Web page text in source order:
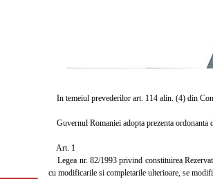
In temeiul prevederilor art. 114 alin. (4) din
Guvernul Romaniei adopta prezenta ordonanta
Art. 1
Legea nr. 82/1993 privind constituirea
cu modificarile si completarile ulterioare, se